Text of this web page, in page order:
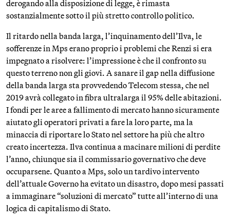
derogando alla disposizione di legge, è rimasta
sostanzialmente sotto il più stretto controllo politico.
Il ritardo nella banda larga, l’inquinamento dell’Ilva, le
sofferenze in Mps erano proprio i problemi che Renzi si era
impegnato a risolvere: l’impressione è che il confronto su
questo terreno non gli giovi. A sanare il gap nella diffusione
della banda larga sta provvedendo Telecom stessa, che nel
2019 avrà collegato in fibra ultralarga il 95% delle abitazioni.
I fondi per le aree a fallimento di mercato hanno sicuramente
aiutato gli operatori privati a fare la loro parte, ma la
minaccia di riportare lo Stato nel settore ha più che altro
creato incertezza. Ilva continua a macinare milioni di perdite
l’anno, chiunque sia il commissario governativo che deve
occuparsene. Quanto a Mps, solo un tardivo intervento
dell’attuale Governo ha evitato un disastro, dopo mesi passati
a immaginare “soluzioni di mercato” tutte all’interno di una
logica di capitalismo di Stato.